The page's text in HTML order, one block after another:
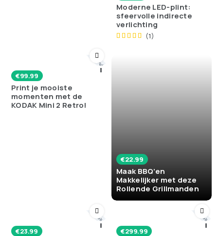
Moderne LED-plint:
sfeervolle indirecte
verlichting
(1)
💬 Poll
€99.99
Print je mooiste
momenten met de
KODAK Mini 2 Retro!
€22.99
Maak BBQ’en
Makkelijker met deze
Rollende Grillmanden
Poll
€23.99
Poll
€299.99